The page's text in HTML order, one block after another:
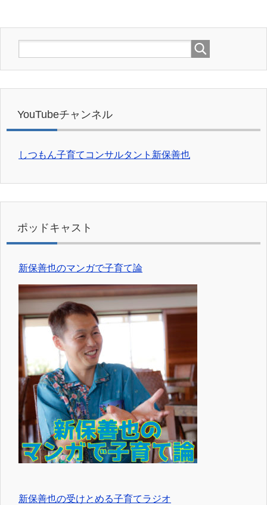
YouTubeチャンネル
しつもん子育てコンサルタント新保善也
ポッドキャスト
新保善也のマンガで子育て論
新保善也の受けとめる子育てラジオ